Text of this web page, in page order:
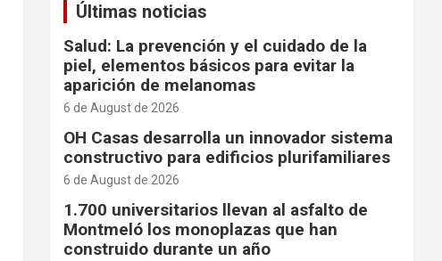
Últimas noticias
Salud: La prevención y el cuidado de la
piel, elementos básicos para evitar la
aparición de melanomas
6 de August de 2026
OH Casas desarrolla un innovador sistema
constructivo para edificios plurifamiliares
6 de August de 2026
1.700 universitarios llevan al asfalto de
Montmeló los monoplazas que han
construido durante un año